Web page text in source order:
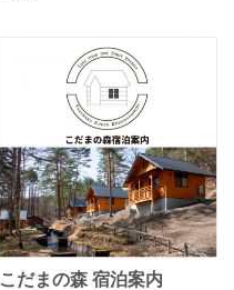
こだまの森 宿泊案内